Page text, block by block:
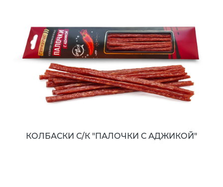
КОЛБАСКИ С/К "ПАЛОЧКИ С АДЖИКОЙ"